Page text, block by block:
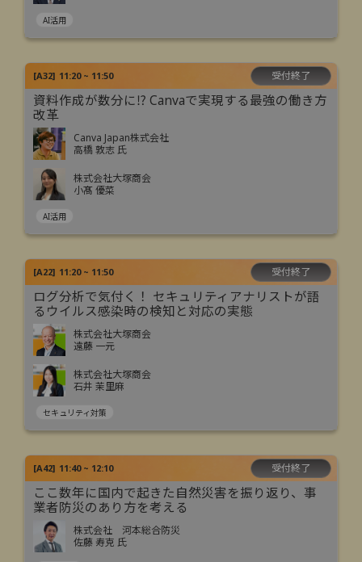
AI活用
[A32] 11:20 ~ 11:50 受付終了
資料作成が数分に⁉ Canvaで実現する最強の働き方
改革
Canva Japan株式会社
高橋 敦志 氏
株式会社大塚商会
小髙 優菜
AI活用
[A22] 11:20 ~ 11:50 受付終了
ログ分析で気付く！ セキュリティアナリストが語
るウイルス感染時の検知と対応の実態
株式会社大塚商会
遠藤 一元
株式会社大塚商会
石井 茉里麻
セキュリティ対策
[A42] 11:40 ~ 12:10 受付終了
ここ数年に国内で起きた自然災害を振り返り、事
業者防災のあり方を考える
株式会社 河本総合防災
佐藤 寿克 氏